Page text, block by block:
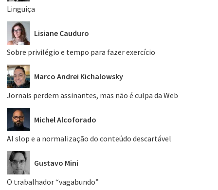
Linguiça
Lisiane Cauduro
Sobre privilégio e tempo para fazer exercício
Marco Andrei Kichalowsky
Jornais perdem assinantes, mas não é culpa da Web
Michel Alcoforado
AI slop e a normalização do conteúdo descartável
Gustavo Mini
O trabalhador “vagabundo”